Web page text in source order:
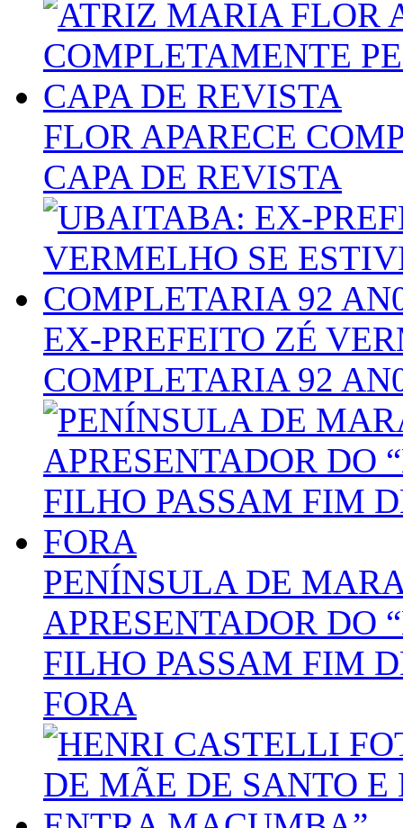
FLOR APARECE
CAPA DE REVISTA
EX-PREFEITO ZÉ
COMPLETARIA 92
PENÍNSULA DE
APRESENTADOR DO
FILHO PASSAM FIM
FORA